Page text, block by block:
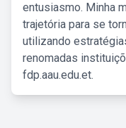
entusiasmo. Minha
trajetória para se
utilizando
renomadas
fdp.aau.edu.et.